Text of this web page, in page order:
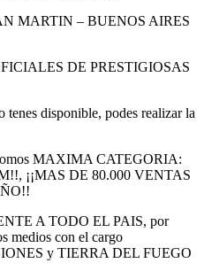
MARTIN – BUENOS AIRES
DE PRESTIGIOSAS
tenes disponible, podes realizar la
MAXIMA CATEGORIA:
¡¡MAS DE 80.000 VENTAS
A TODO EL PAIS, por
medios con el cargo
y TIERRA DEL FUEGO